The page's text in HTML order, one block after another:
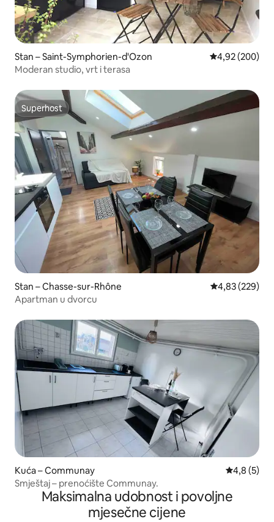
Stan – Saint-Symphorien-d'Ozon Prosječna
4,92 (200)
Moderan studio, vrt i terasa
Superhost
Superhost
Stan – Chasse-sur-Rhône Prosječna
4,83 (229)
Apartman u dvorcu
Kuća – Communay Prosječna
4,8 (5)
Smještaj – prenoćište Communay.
Maksimalna udobnost i povoljne
mjesečne cijene